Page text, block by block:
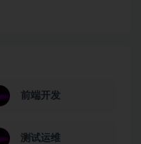
前端开发
测试运维